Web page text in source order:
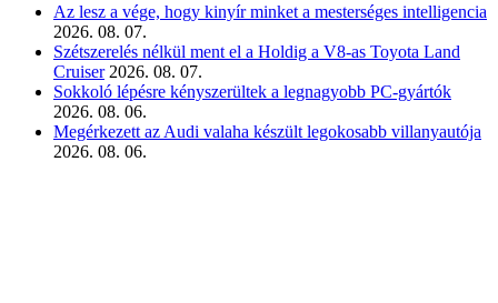
Az lesz a vége, hogy kinyír minket a mesterséges intelligencia
2026. 08. 07.
Szétszerelés nélkül ment el a Holdig a V8-as Toyota Land
Cruiser 2026. 08. 07.
Sokkoló lépésre kényszerültek a legnagyobb PC-gyártók
2026. 08. 06.
Megérkezett az Audi valaha készült legokosabb villanyautója
2026. 08. 06.